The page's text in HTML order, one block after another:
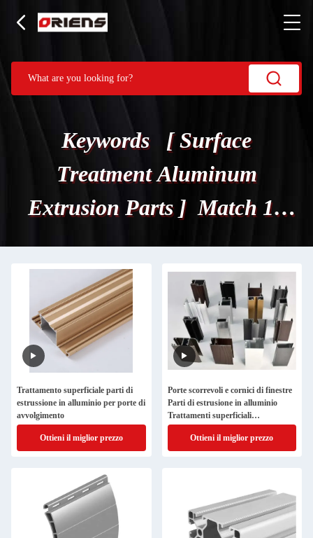
Keywords [ Surface
Treatment Aluminum
Extrusion Parts ] Match 15
Prodotti.
Trattamento superficiale parti di
estrussione in alluminio per porte di
avvolgimento
Ottieni il miglior prezzo
Porte scorrevoli e cornici di finestre
Parti di estrusione in alluminio
Trattamenti superficiali
personalizzati
Ottieni il miglior prezzo